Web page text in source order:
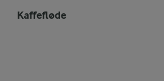
Kaffefløde